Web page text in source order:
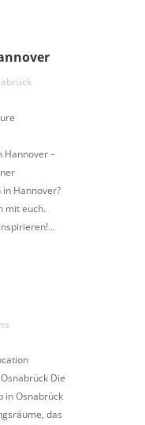
Hannover –
Hannover?
mit euch.
Die
in Osnabrück
das